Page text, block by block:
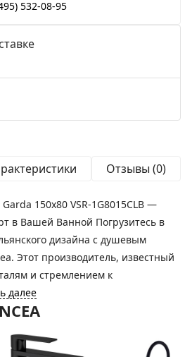
532-08-95
Отзывы (0)
150x80 VSR-1G8015CLB —
в Вашей Ванной Погрузитесь в
дизайна с душевым
Этот производитель, известный
и стремлением к
далее